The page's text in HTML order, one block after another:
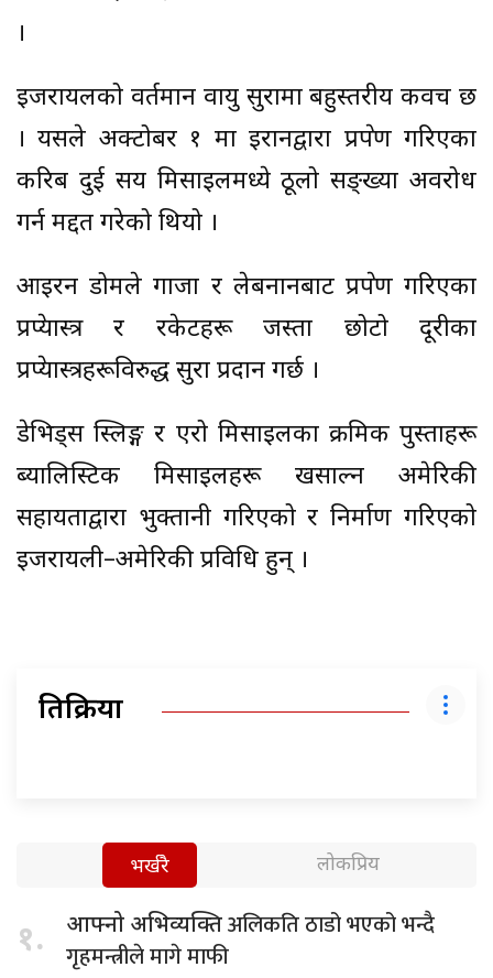
।
इजरायलको वर्तमान वायु सुरक्षामा बहुस्तरीय कवच छ
। यसले अक्टोबर १ मा इरानद्वारा प्रक्षेपण गरिएका
करिब दुई सय मिसाइलमध्ये ठूलो सङ्ख्या अवरोध
गर्न मद्दत गरेको थियो ।
आइरन डोमले गाजा र लेबनानबाट प्रक्षेपण गरिएका
प्रक्षेप्यास्त्र र रकेटहरू जस्ता छोटो दूरीका
प्रक्षेप्यास्त्रहरूविरुद्ध सुरक्षा प्रदान गर्छ ।
डेभिड्स स्लिङ्ग र एरो मिसाइलका क्रमिक पुस्ताहरू
ब्यालिस्टिक मिसाइलहरू खसाल्न अमेरिकी
सहायताद्वारा भुक्तानी गरिएको र निर्माण गरिएको
इजरायली–अमेरिकी प्रविधि हुन् ।
प्रतिक्रिया
भर्खरै लोकप्रिय
१. आफ्नो अभिव्यक्तिअलिकति ठाडो भएको भन्दै
गृहमन्त्रीले मागे माफी